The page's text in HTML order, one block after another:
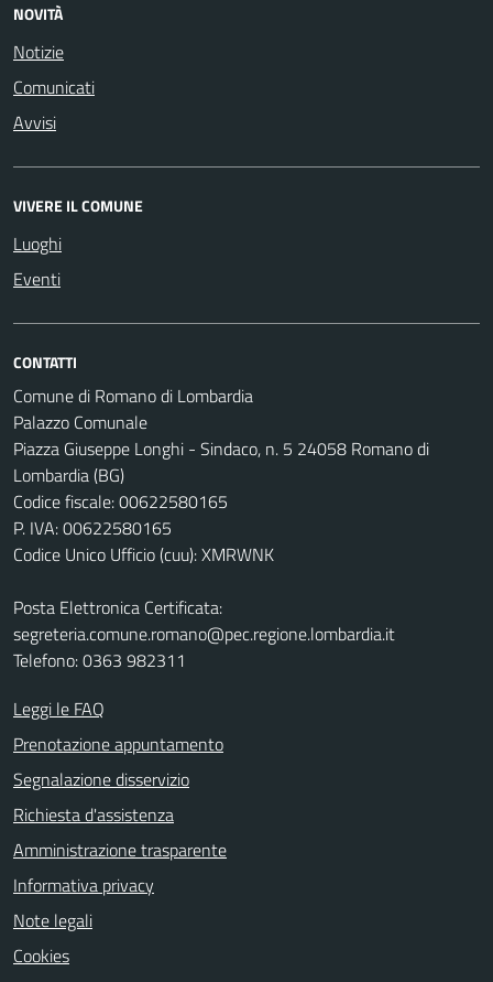
NOVITÀ
Notizie
Comunicati
Avvisi
VIVERE IL COMUNE
Luoghi
Eventi
CONTATTI
Comune di Romano di Lombardia
Palazzo Comunale
Piazza Giuseppe Longhi - Sindaco, n. 5 24058 Romano di
Lombardia (BG)
Codice fiscale: 00622580165
P. IVA: 00622580165
Codice Unico Ufficio (cuu): XMRWNK
Posta Elettronica Certificata:
segreteria.comune.romano@pec.regione.lombardia.it
Telefono: 0363 982311
Leggi le FAQ
Prenotazione appuntamento
Segnalazione disservizio
Richiesta d'assistenza
Amministrazione trasparente
Informativa privacy
Note legali
Cookies